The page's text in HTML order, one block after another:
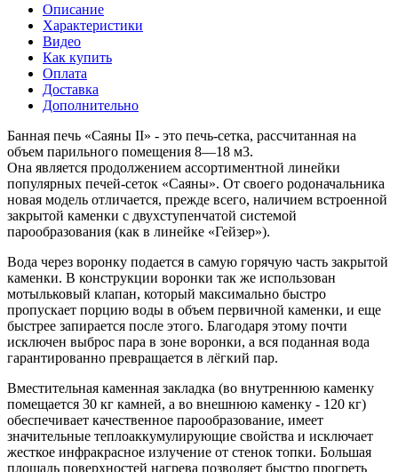
Описание
Характеристики
Видео
Как купить
Оплата
Доставка
Дополнительно
Банная печь «Саяны II» - это печь-сетка, рассчитанная на
объем парильного помещения 8—18 м3.
Она является продолжением ассортиментной линейки
популярных печей-сеток «Саяны». От своего родоначальника
новая модель отличается, прежде всего, наличием встроенной
закрытой каменки с двухступенчатой системой
парообразования (как в линейке «Гейзер»).
Вода через воронку подается в самую горячую часть закрытой
каменки. В конструкции воронки так же использован
мотыльковый клапан, который максимально быстро
пропускает порцию воды в объем первичной каменки, и еще
быстрее запирается после этого. Благодаря этому почти
исключен выброс пара в зоне воронки, а вся поданная вода
гарантированно превращается в лёгкий пар.
Вместительная каменная закладка (во внутреннюю каменку
помещается 30 кг камней, а во внешнюю каменку - 120 кг)
обеспечивает качественное парообразование, имеет
значительные теплоаккумулирующие свойства и исключает
жесткое инфракрасное излучение от стенок топки. Большая
площадь поверхностей нагрева позволяет быстро прогреть